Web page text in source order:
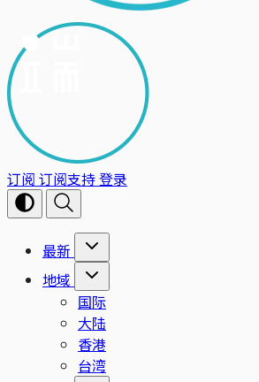
订阅 订阅支持登录
最新
地域
国际
大陆
香港
台湾